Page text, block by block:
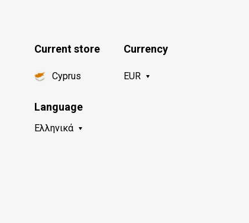
Current store
Cyprus
Language
Ελληνικά
Currency
EUR